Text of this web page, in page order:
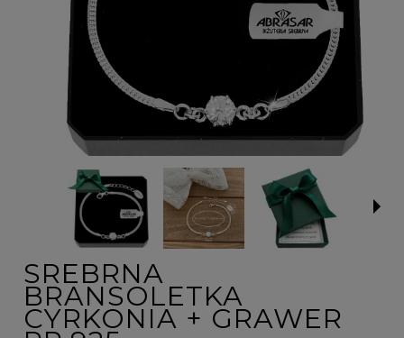
SREBRNA
BRANSOLETKA
CYRKONIA + GRAWER